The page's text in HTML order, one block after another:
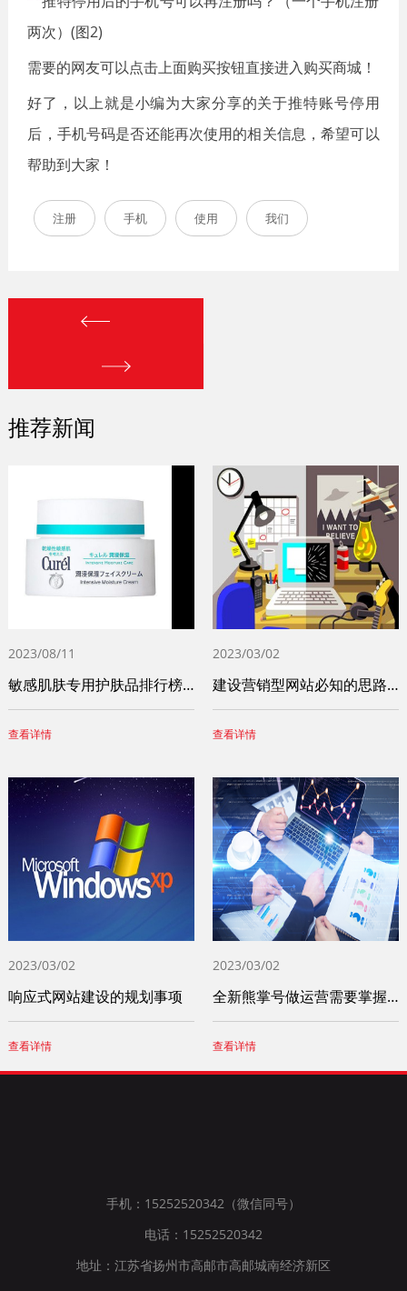
需要的网友可以点击上面购买按钮直接进入购买商城！
好了，以上就是小编为大家分享的关于推特账号停用
后，手机号码是否还能再次使用的相关信息，希望可以
帮助到大家！
注册 手机 使用 我们
推荐新闻
2023/08/11
敏感肌肤专用护肤品排行榜前十名（十大敏感
查看详情
2023/03/02
建设营销型网站必知的思路和步骤
查看详情
2023/03/02
响应式网站建设的规划事项
查看详情
2023/03/02
全新熊掌号做运营需要掌握这四个小技巧
查看详情
手机：15252520342（微信同号）
电话：15252520342
地址：江苏省扬州市高邮市高邮城南经济新区